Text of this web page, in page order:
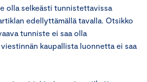
olla selkeästi tunnistettavissa
edellyttämällä tavalla. Otsikko
tunniste ei saa olla
kaupallista luonnetta ei saa